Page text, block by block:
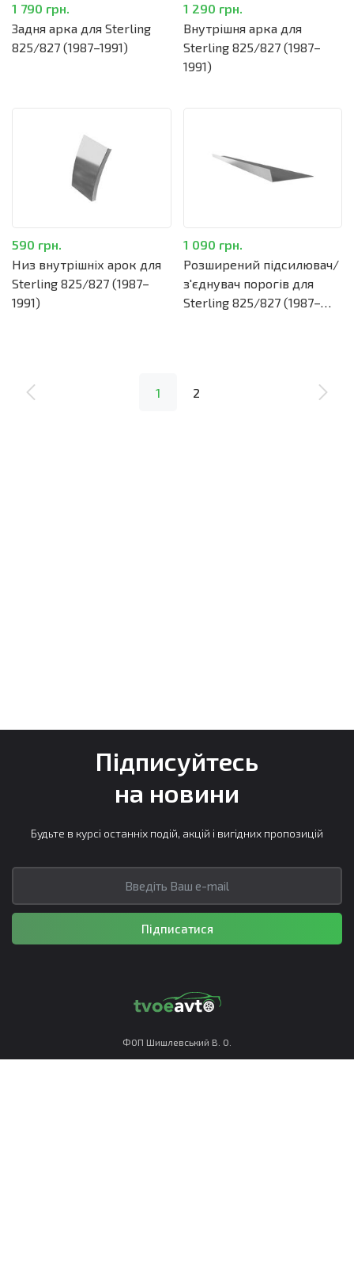
Задня арка для Sterling
825/827 (1987–1991)
1 790 грн.
Внутрішня арка для
Sterling 825/827 (1987–
1991)
1 290 грн.
Низ внутрішніх арок для
Sterling 825/827 (1987–
1991)
590 грн.
Розширений підсилювач/
з'єднувач порогів для
Sterling 825/827 (1987–
1 090 грн.
1 2
ФОП Шишлевський В. О.
Підписуйтесь
на новини
Будьте в курсі останніх подій, акцій і вигідних пропозицій
Підписатися